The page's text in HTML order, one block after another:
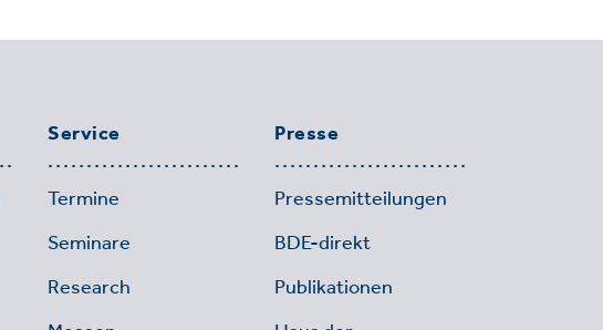
Service
Termine
Seminare
Research
Presse
Pressemitteilungen
BDE-direkt
Publikationen